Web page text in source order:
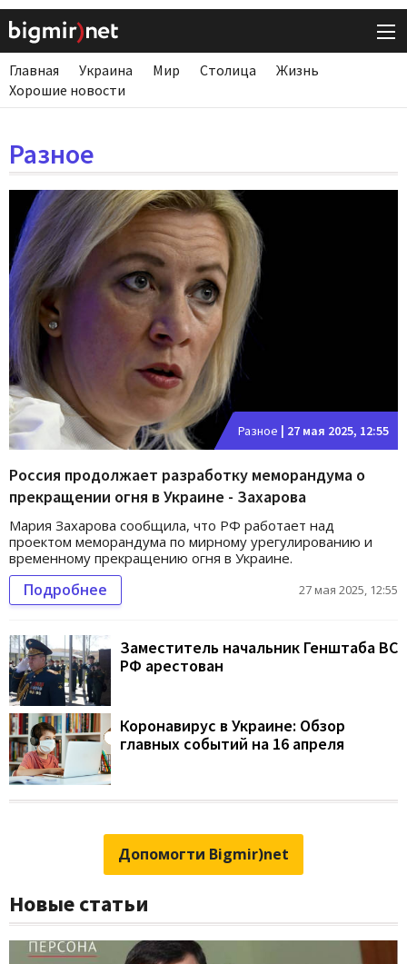
Главная Украина Мир Столица
Жизнь
Хорошие новости
Разное
Разное | 27 мая 2025, 12:55
Россия продолжает разработку меморандума о
прекращении огня в Украине - Захарова
Мария Захарова сообщила, что РФ работает над
проектом меморандума по мирному урегулированию и
временному прекращению огня в Украине.
Подробнее 27 мая 2025, 12:55
Заместитель начальник Генштаба ВС
РФ арестован
Коронавирус в Украине: Обзор
главных событий на 16 апреля
Допомогти Bigmir)net
Новые статьи